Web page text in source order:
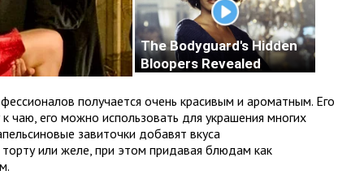
получается очень красивым и ароматным. Его
чаю, его можно использовать для украшения многих
завиточки добавят вкуса
или желе, при этом придавая блюдам как